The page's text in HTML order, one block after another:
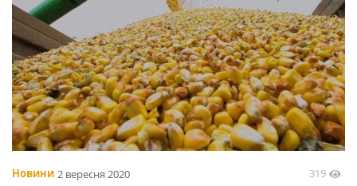
Новини 2 вересня 2020 319